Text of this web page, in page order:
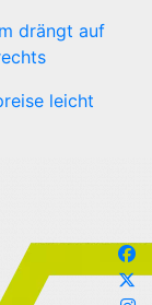
drängt auf
leicht